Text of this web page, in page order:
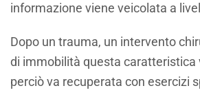
informazione viene veicolata a
Dopo un trauma, un intervento
di immobilità questa caratteristica
perciò va recuperata con esercizi